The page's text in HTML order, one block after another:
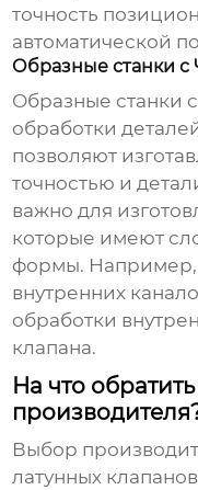
точность
автоматической
Образные станки с
Образные станки
обработки
позволяют
точностью и
важно для
которые имеют
формы. Например,
внутренних
обработки
клапана.
На что
Выбор
латунных клапанов